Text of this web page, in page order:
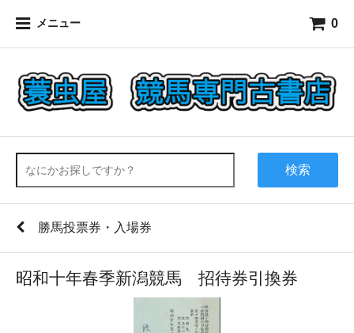
メニュー 0
検索
勝馬投票券・入場券
昭和十年春季新潟競馬 招待券引換券